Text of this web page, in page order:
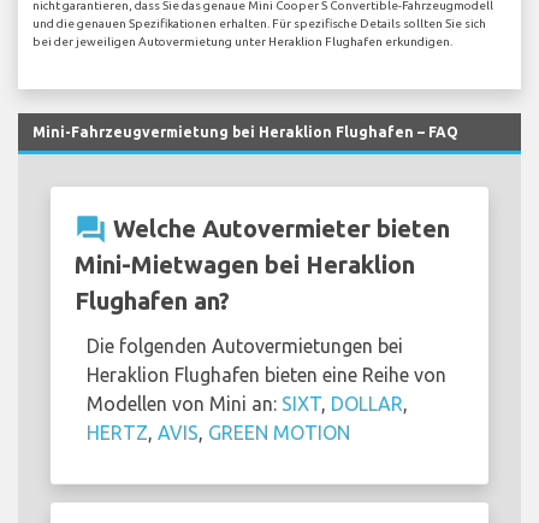
nicht garantieren, dass Sie das genaue Mini Cooper S Convertible-Fahrzeugmodell
und die genauen Spezifikationen erhalten. Für spezifische Details sollten Sie sich
bei der jeweiligen Autovermietung unter Heraklion Flughafen erkundigen.
Mini-Fahrzeugvermietung bei Heraklion Flughafen – FAQ
question_answer Welche Autovermieter bieten
Mini-Mietwagen bei Heraklion
Flughafen an?
Die folgenden Autovermietungen bei
Heraklion Flughafen bieten eine Reihe von
Modellen von Mini an: SIXT DOLLAR
HERTZ AVIS GREEN MOTION